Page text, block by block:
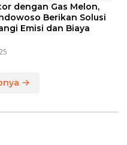
dengan Gas Melon,
Berikan Solusi
Emisi dan Biaya